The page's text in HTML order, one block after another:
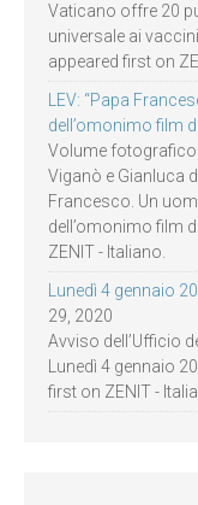
Vaticano offre 20
universale ai
appeared first on
LEV: “Papa
dell’omonimo film
Volume
Viganò e Gianluca
Francesco. Un
dell’omonimo film
ZENIT - Italiano.
Lunedì 4 gennaio
29, 2020
Avviso dell’Ufficio
Lunedì 4 gennaio
first on ZENIT -